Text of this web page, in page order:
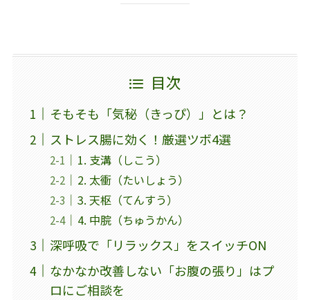
目次
そもそも「気秘（きっぴ）」とは？
ストレス腸に効く！厳選ツボ4選
1. 支溝（しこう）
2. 太衝（たいしょう）
3. 天枢（てんすう）
4. 中脘（ちゅうかん）
深呼吸で「リラックス」をスイッチON
なかなか改善しない「お腹の張り」はプ
ロにご相談を